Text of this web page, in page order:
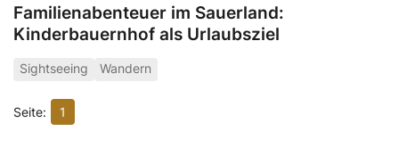
Familienabenteuer im Sauerland:
Kinderbauernhof als Urlaubsziel
Sightseeing Wandern
1